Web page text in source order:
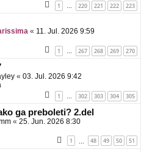
1 … 220 221 222 223
« 11. Jul. 2026 9:59
1 … 267 268 269 270
« 03. Jul. 2026 9:42
1 302 303 304 305
ga preboleti? 2.del
« 25. Jun. 2026 8:30
1 48 49 50 51